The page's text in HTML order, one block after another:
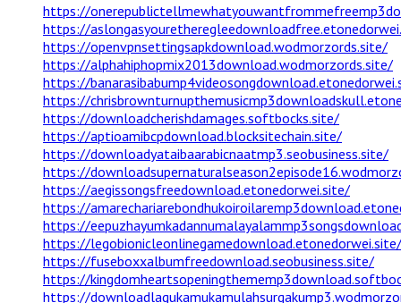
https://
https://
https://openvpnsettingsapkdownload.wodmorzords.site/
https://alphahiphopmix2013download.wodmorzords.site/
https://
https://
https://downloadcherishdamages.softbocks.site/
https://aptioamibcpdownload.blocksitechain.site/
https://downloadyataibaarabicnaatmp3.seobusiness.site/
https://
https://aegissongsfreedownload.etonedorwei.site/
https://
https://
https://legobionicleonlinegamedownload.etonedorwei.site/
https://fuseboxxalbumfreedownload.seobusiness.site/
https://
https://